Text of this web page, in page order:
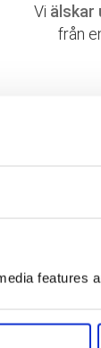
features
Vi älskar
från